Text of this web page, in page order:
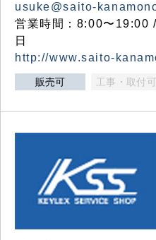
usuke@saito-
営業時間：8:00〜19:00
日
http://www.saito-
販売可 工事・取付可